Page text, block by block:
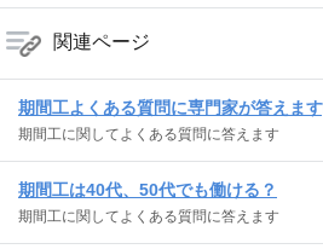
関連ページ
期間工よくある質問に専門家が答えま
期間工に関してよくある質問に答えます
期間工は40代、50代でも働ける？
期間工に関してよくある質問に答えます